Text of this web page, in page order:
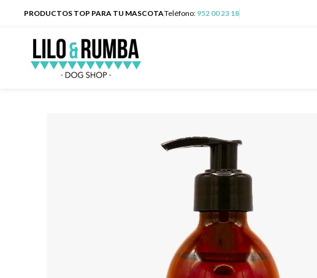
PRODUCTOS TOP PARA TU MASCOTATeléfono: 952 00 23 18